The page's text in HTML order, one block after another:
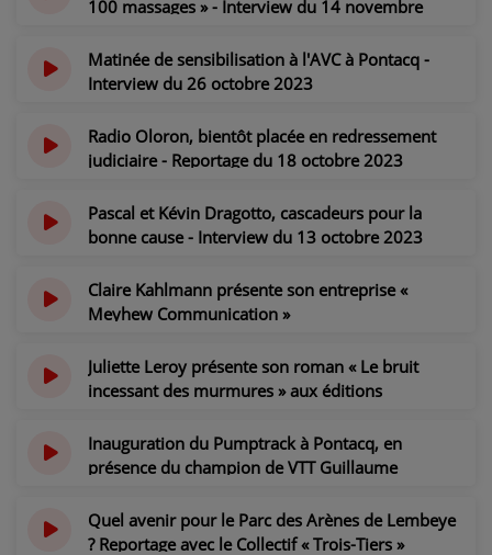
100 massages » - Interview du 14 novembre
il y a 2 ans
Matinée de sensibilisation à l'AVC à Pontacq -
Interview du 26 octobre 2023
Radio Oloron, bientôt placée en redressement
judiciaire - Reportage du 18 octobre 2023
Pascal et Kévin Dragotto, cascadeurs pour la
bonne cause - Interview du 13 octobre 2023
Claire Kahlmann présente son entreprise «
Meyhew Communication »
Juliette Leroy présente son roman « Le bruit
incessant des murmures » aux éditions
il y a 2 ans
Inauguration du Pumptrack à Pontacq, en
présence du champion de VTT Guillaume
il y a 2 ans
Quel avenir pour le Parc des Arènes de Lembeye
? Reportage avec le Collectif « Trois-Tiers »